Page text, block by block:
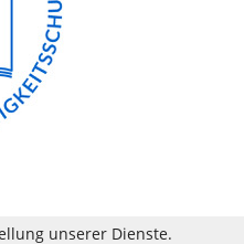
unserer Dienste.